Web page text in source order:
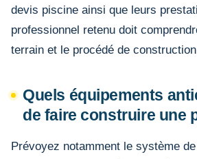
devis piscine ainsi que leurs
professionnel retenu doit
terrain et le procédé de
Quels équipements
de faire construire une
Prévoyez notamment le système